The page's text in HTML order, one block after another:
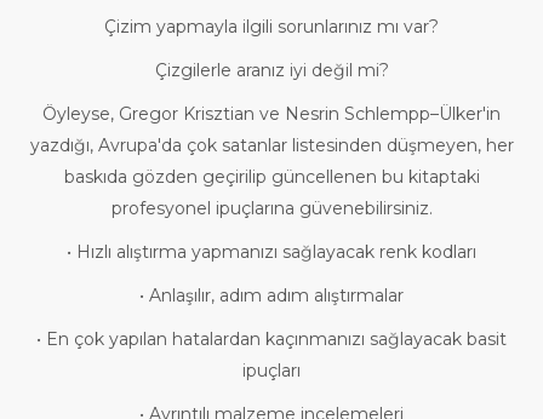
Çizim yapmayla ilgili sorunlarınız mı var?
Çizgilerle aranız iyi değil mi?
Öyleyse, Gregor Krisztian ve Nesrin Schlempp–Ülker'in
yazdığı, Avrupa'da çok satanlar listesinden düşmeyen, her
baskıda gözden geçirilip güncellenen bu kitaptaki
profesyonel ipuçlarına güvenebilirsiniz.
• Hızlı alıştırma yapmanızı sağlayacak renk kodları
• Anlaşılır, adım adım alıştırmalar
• En çok yapılan hatalardan kaçınmanızı sağlayacak basit
ipuçları
• Ayrıntılı malzeme incelemeleri